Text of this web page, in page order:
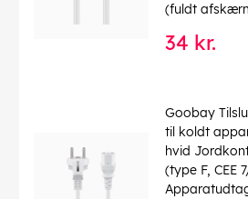
(fuldt
34 kr.
Goobay
til koldt
hvid
(type F, CEE